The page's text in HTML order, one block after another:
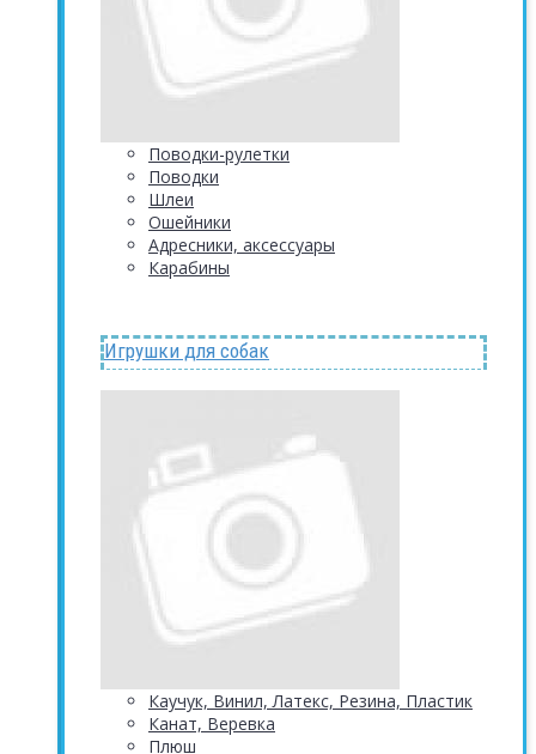
Поводки-рулетки
Поводки
Шлеи
Ошейники
Адресники, аксессуары
Карабины
Игрушки для собак
Каучук, Винил, Латекс, Резина, Пластик
Канат, Веревка
Плюш